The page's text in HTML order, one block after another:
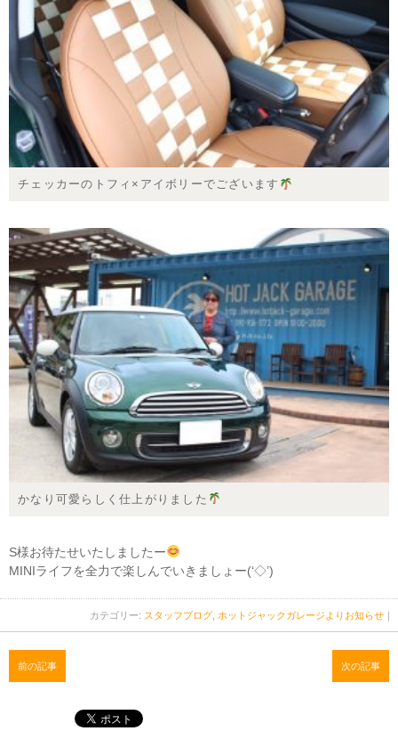
チェッカーのトフィ×アイボリーでございます
かなり可愛らしく仕上がりました
S様お待たせいたしましたー
MINIライフを全力で楽しんでいきましょー(‘◇’)ゞ
カテゴリー: スタッフブログ ホットジャックガレージよりお知らせ ｜
前の記事 次の記事